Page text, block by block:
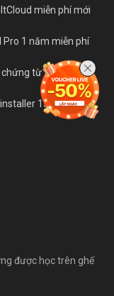
miễn phí mới
Pro 1 năm miễn phí
chứng từ trên eTax
15 PRO miễn
được học trên ghế